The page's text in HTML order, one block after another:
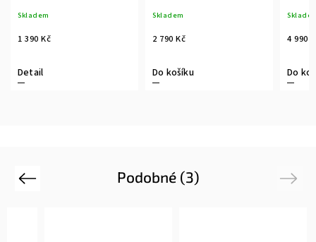
zirkonem
Skladem
1 390 Kč
Detail
řetízkem a zirkony
Skladem
2 790 Kč
Do košíku
4 990
Do
Podobné (3)
Previous Next